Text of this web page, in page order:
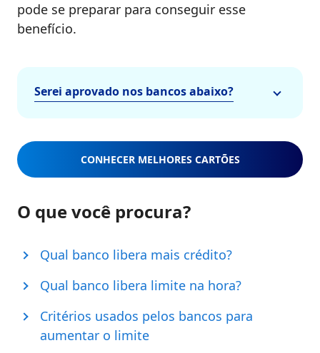
pode se preparar para conseguir esse
benefício.
Serei aprovado nos bancos abaixo?
CONHECER MELHORES CARTÕES
O que você procura?
Qual banco libera mais crédito?
Qual banco libera limite na hora?
Critérios usados pelos bancos para
aumentar o limite